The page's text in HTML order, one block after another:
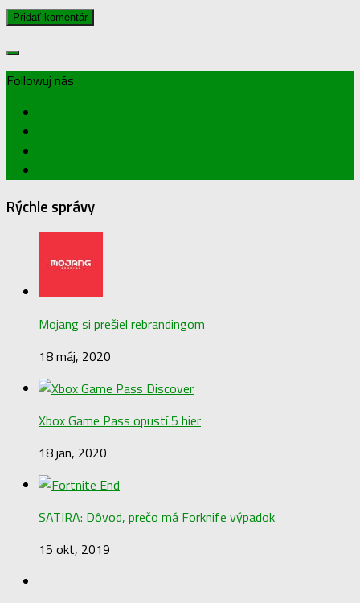
Followuj nás
Rýchle správy
Mojang si prešiel rebrandingom
18 máj, 2020
Xbox Game Pass opustí 5 hier
18 jan, 2020
SATIRA: Dôvod, prečo má Forknife výpadok
15 okt, 2019